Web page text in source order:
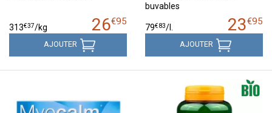
26€95
313€37/kg
AJOUTER
buvables
23€95
79€83/l.
AJOUTER